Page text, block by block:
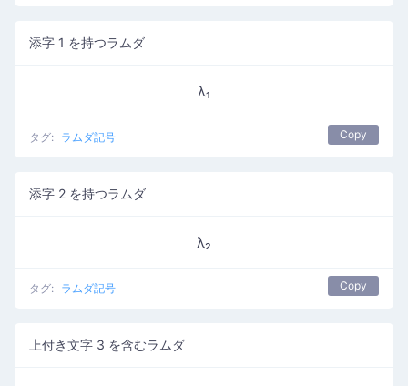
添字 1 を持つラムダ
λ₁
タグ: ラムダ記号 Copy
添字 2 を持つラムダ
λ₂
タグ: ラムダ記号 Copy
上付き文字 3 を含むラムダ